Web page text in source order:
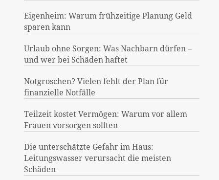
Eigenheim: Warum frühzeitige Planung Geld
sparen kann
Urlaub ohne Sorgen: Was Nachbarn dürfen –
und wer bei Schäden haftet
Notgroschen? Vielen fehlt der Plan für
finanzielle Notfälle
Teilzeit kostet Vermögen: Warum vor allem
Frauen vorsorgen sollten
Die unterschätzte Gefahr im Haus:
Leitungswasser verursacht die meisten
Schäden